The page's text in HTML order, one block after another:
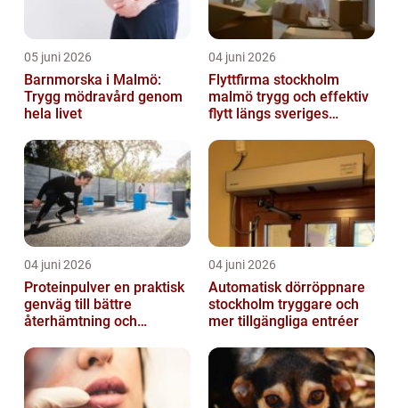
05 juni 2026
Barnmorska i Malmö:
Trygg mödravård genom
hela livet
04 juni 2026
Flyttfirma stockholm
malmö trygg och effektiv
flytt längs sveriges
04 juni 2026
Proteinpulver en praktisk
genväg till bättre
återhämtning och
04 juni 2026
Automatisk dörröppnare
stockholm tryggare och
mer tillgängliga entréer